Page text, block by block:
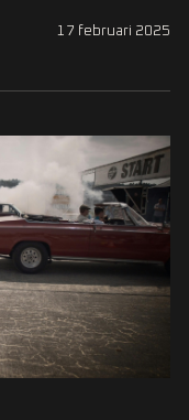
17 februari 2025